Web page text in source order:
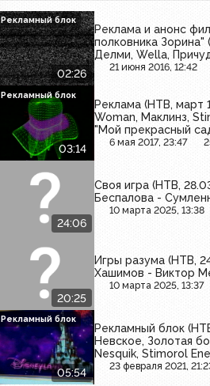
02:26
Реклама и анонс
полковника
Делми, Wella,
Эрмигурт, Dirol Kids
21 июня 2016, 12:42
Рекламный блок
03:14
Реклама (НТВ, март
Woman, Маклинз,
"Мой прекрасный
6 мая 2017, 23:47
Рекламный блок
24:06
Своя игра (НТВ,
Беспалова -
10 марта 2025, 13:38
20:25
Игры разума (НТВ,
Хашимов - Виктор
10 марта 2025, 13:37
05:54
Рекламный блок
Невское, Золотая
Nesquik, Stimorol
2000, NOX Music
23 февраля 2021,
Рекламный блок